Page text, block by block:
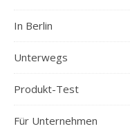
In Berlin
Unterwegs
Produkt-Test
Für Unternehmen